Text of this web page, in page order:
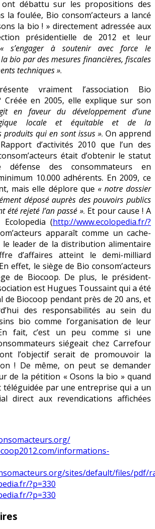
débattu sur les propositions des
la foulée, Bio consom’acteurs a lancé
la bio ! » directement adressée aux
présidentielle de 2012 et leur
« s’engager à soutenir avec force le
bio par des mesures financières, fiscales
techniques ».
vraiment l’association Bio
Créée en 2005, elle explique sur son
en faveur du développement d’une
locale et équitable et de la
produits qui en sont issus ». On apprend
d’activités 2010 que l’un des
était d’obtenir le statut
défense des consommateurs en
10.000 adhérents. En 2009, ce
mais elle déplore que « notre dossier
déposé auprès des pouvoirs publics
été rejeté l’an passé ». Et pour cause ! A
(http://www.ecolopedia.fr/?
apparaît comme un cache-
le leader de la distribution alimentaire
d’affaires atteint le demi-milliard
effet, le siège de Bio consom’acteurs
de Biocoop. De plus, le président-
est Hugues Toussaint qui a été
de Biocoop pendant près de 20 ans, et
des responsabilités au sein du
bio comme l’organisation de leur
fait, c’est un peu comme si une
siégeait chez Carrefour
l’objectif serait de promouvoir la
! De même, on peut se demander
de la pétition « Osons la bio » quand
téléguidée par une entreprise qui a un
direct aux revendications affichées
informations-
sites/default/files/pdf/
?p=330
?p=330